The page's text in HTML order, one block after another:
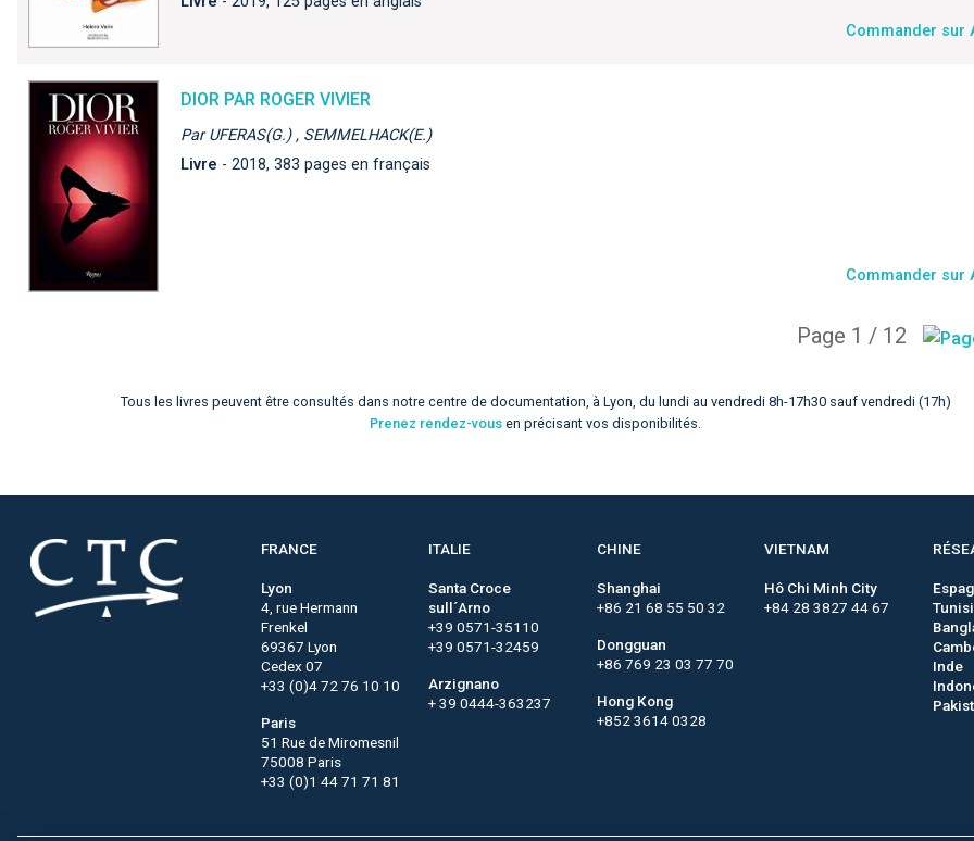
Commander sur
DIOR PAR ROGER VIVIER
Par UFERAS(G.) , SEMMELHACK(E.)
Livre - 2018, 383 pages en français
Commander sur
Page 1 / 12
Tous les livres peuvent être consultés dans notre centre de documentation, à Lyon, du lundi au vendredi 8h-17h30 sauf vendredi (17h)
Prenez rendez-vous en précisant vos disponibilités.
FRANCE
Lyon
4, rue Hermann
Frenkel
69367 Lyon
Cedex 07
+33 (0)4 72 76 10 10
Paris
51 Rue de Miromesnil
75008 Paris
+33 (0)1 44 71 71 81
ITALIE
Santa Croce
sull´Arno
+39 0571-35110
+39 0571-32459
Arzignano
+ 39 0444-363237
CHINE
Shanghai
+86 21 68 55 50 32
Dongguan
+86 769 23 03 77 70
Hong Kong
+852 3614 0328
VIETNAM
Hô Chi Minh City
+84 28 3827 44 67
Inde